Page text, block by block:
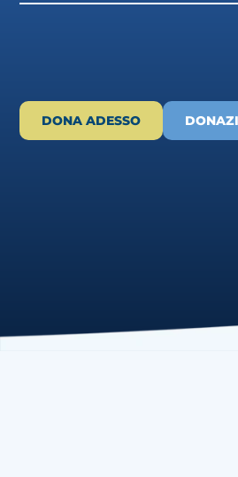
DONA ADESSO